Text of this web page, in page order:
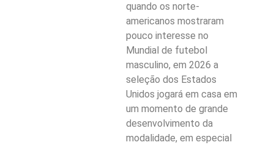
quando os norte-
americanos mostraram
pouco interesse no
Mundial de futebol
masculino, em 2026 a
seleção dos Estados
Unidos jogará em casa em
um momento de grande
desenvolvimento da
modalidade, em especial